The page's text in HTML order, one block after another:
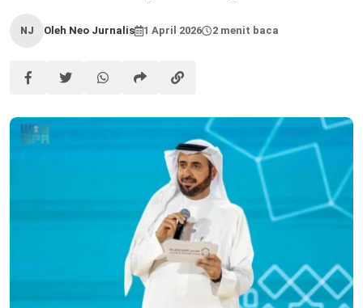
NJ Oleh Neo Jurnalis 1 April 2026 2 menit baca